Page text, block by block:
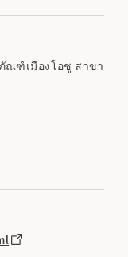
ณฑ์เมืองโอชู สาขา